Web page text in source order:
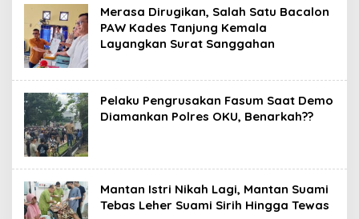
Merasa Dirugikan, Salah Satu Bacalon
PAW Kades Tanjung Kemala
Layangkan Surat Sanggahan
Pelaku Pengrusakan Fasum Saat Demo
Diamankan Polres OKU, Benarkah??
Mantan Istri Nikah Lagi, Mantan Suami
Tebas Leher Suami Sirih Hingga Tewas